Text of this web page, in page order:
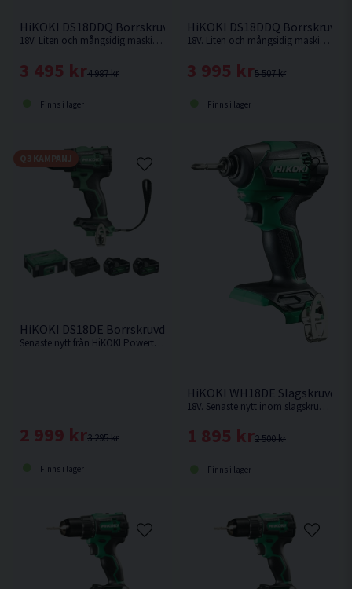
HiKOKI DS18DDQ Borrskruvdragare 18V (2x2,0Ah)
18V. Liten och mångsidig maskin med fyra chuckar i kompakt maskinkropp ger maximal åtkomst i trånga utrymmen.
4 987 kr
3 495 kr
Finns i lager
HiKOKI DS18DDQ
18V. Liten och mångsidig maskin med fyra chuckar i kompakt maskinkropp ger maximal åtkomst i trånga utrymmen.
5 507 kr
3 995 kr
Finns i lager
HiKOKI DS18DE Borrskruvdragare 18V (2x5,0Ah) Inkl 32
Senaste nytt från HiKOKI Powertools. Borrskruvdragare med kort maskinkropp och enastående balans med inbyggd säkerhetsfunktion mot "Kick back" Den bästa proffsborrskruvdragaren från HiKOKI !
3 295 kr
2 999 kr
Finns i lager
Q3 KAMPANJ
HiKOKI WH18DE
18V. Senaste nytt inom slagskruvdragare från HiKOKI. Levereras utan batteri, laddare och låda men med manual.
2 500 kr
1 895 kr
Finns i lager